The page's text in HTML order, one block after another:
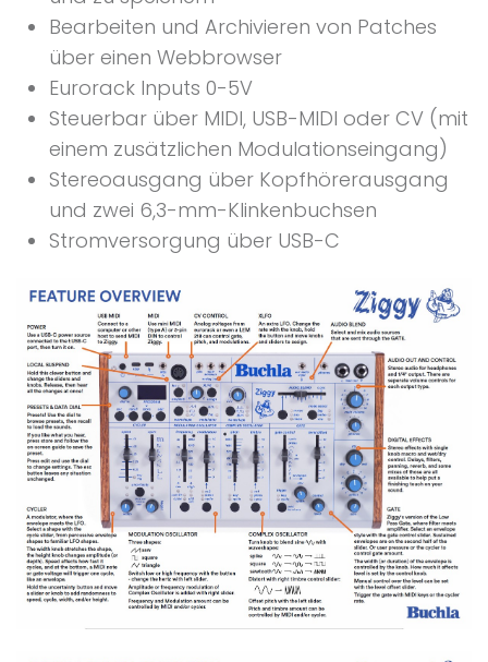
Bearbeiten und Archivieren von Patches
über einen Webbrowser
Eurorack Inputs 0-5V
Steuerbar über MIDI, USB-MIDI oder CV (mit
einem zusätzlichen Modulationseingang)
Stereoausgang über Kopfhörerausgang
und zwei 6,3-mm-Klinkenbuchsen
Stromversorgung über USB-C